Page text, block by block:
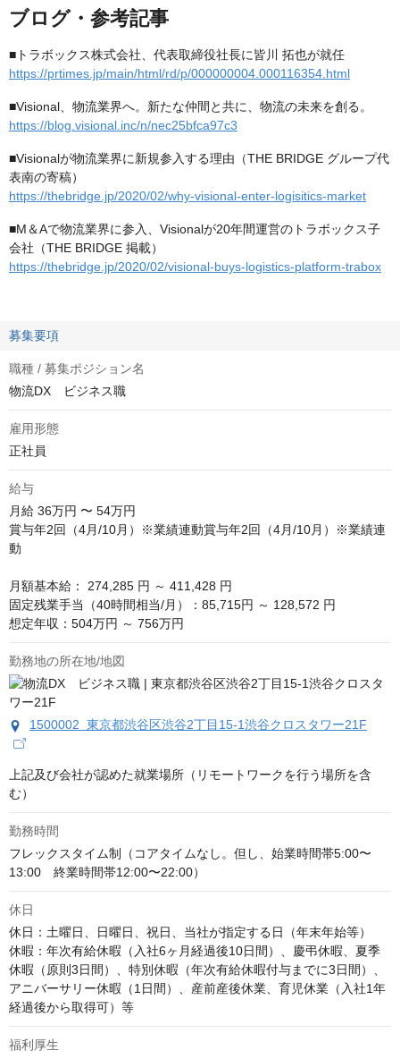
ブログ・参考記事
■トラボックス株式会社、代表取締役社長に皆川 拓也が就任
https://prtimes.jp/main/html/rd/p/000000004.000116354.html
■Visional、物流業界へ。新たな仲間と共に、物流の未来を創る。
https://blog.visional.inc/n/nec25bfca97c3
■Visionalが物流業界に新規参入する理由（THE BRIDGE グループ代
表南の寄稿）
https://thebridge.jp/2020/02/why-visional-enter-logisitics-market
■M＆Aで物流業界に参入、Visionalが20年間運営のトラボックス子
会社（THE BRIDGE 掲載）
https://thebridge.jp/2020/02/visional-buys-logistics-platform-trabox
募集要項
職種 / 募集ポジション名
物流DX ビジネス職
雇用形態
正社員
給与
月給 36万円 〜 54万円
賞与年2回（4月/10月）※業績連動賞与年2回（4月/10月）※業績連
動
月額基本給： 274,285 円 ～ 411,428 円
固定残業手当（40時間相当/月）：85,715円 ～ 128,572 円
想定年収：504万円 ～ 756万円
勤務地の所在地/地図
1500002 東京都渋谷区渋谷2丁目15-1渋谷クロスタワー21F
上記及び会社が認めた就業場所（リモートワークを行う場所を含
む）
勤務時間
フレックスタイム制（コアタイムなし。但し、始業時間帯5:00〜
13:00　終業時間帯12:00〜22:00）
休日
休日：土曜日、日曜日、祝日、当社が指定する日（年末年始等）
休暇：年次有給休暇（入社6ヶ月経過後10日間）、慶弔休暇、夏季
休暇（原則3日間）、特別休暇（年次有給休暇付与までに3日間）、
アニバーサリー休暇（1日間）、産前産後休業、育児休業（入社1年
経過後から取得可）等
福利厚生